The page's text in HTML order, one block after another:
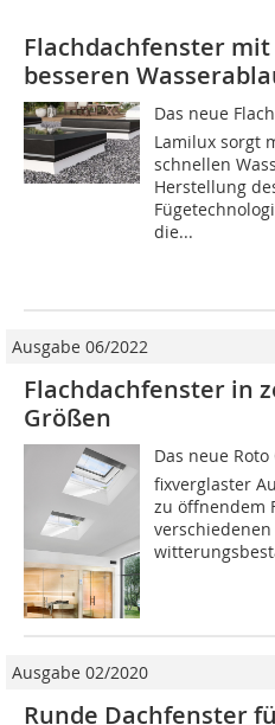
Flachdachfenster
besseren
Das neue
Lamilux sorgt
schnellen
Herstellung
die...
Ausgabe 06/2022
Flachdachfenster in
Größen
Das neue
fixverglaster
zu öffnendem
Ausgabe 02/2020
Runde Dachfenster